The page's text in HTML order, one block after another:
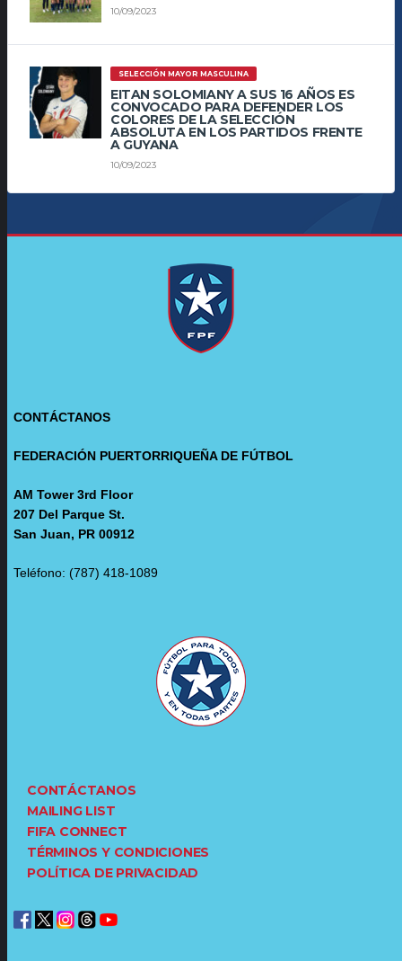
10/09/2023
SELECCIÓN MAYOR MASCULINA
EITAN SOLOMIANY A SUS 16 AÑOS ES
CONVOCADO PARA DEFENDER LOS
COLORES DE LA SELECCIÓN
ABSOLUTA EN LOS PARTIDOS FRENTE
A GUYANA
10/09/2023
CONTÁCTANOS
FEDERACIÓN PUERTORRIQUEÑA DE FÚTBOL
AM Tower 3rd Floor
207 Del Parque St.
San Juan, PR 00912
Teléfono: (787) 418-1089
CONTÁCTANOS
MAILING LIST
FIFA CONNECT
TÉRMINOS Y CONDICIONES
POLÍTICA DE PRIVACIDAD